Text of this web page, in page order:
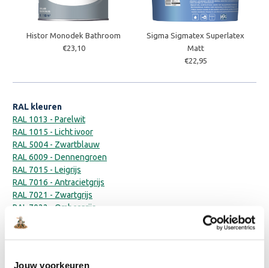
Jouw voorkeuren
Histor Monodek Bathroom
€23,10
Sigma Sigmatex Superlatex
Matt
€22,95
RAL kleuren
RAL 1013 - Parelwit
RAL 1015 - Licht ivoor
RAL 5004 - Zwartblauw
RAL 6009 - Dennengroen
RAL 7015 - Leigrijs
RAL 7016 - Antracietgrijs
RAL 7021 - Zwartgrijs
RAL 7022 - Ombergrijs
RAL 7024 - Grafietgrijs
RAL 7032 - Kiezelgrijs